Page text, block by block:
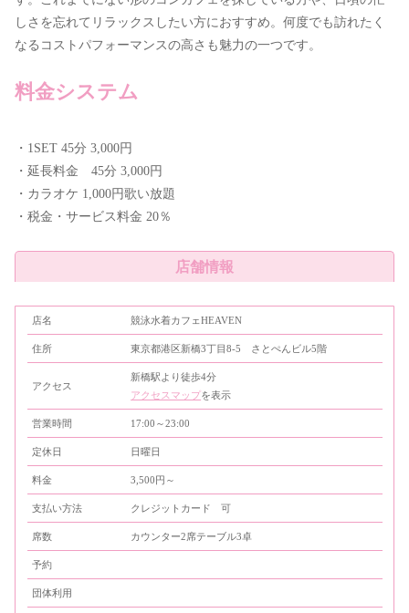
しさを忘れてリラックスしたい方におすすめ。何度でも訪れたく
なるコストパフォーマンスの高さも魅力の一つです。
料金システム
・1SET 45分 3,000円
・延長料金 45分 3,000円
・カラオケ 1,000円歌い放題
・税金・サービス料金 20％
店舗情報
店名 競泳水着カフェHEAVEN
住所 東京都港区新橋3丁目8-5 さとぺんビル5階
アクセス
新橋駅より徒歩4分
アクセスマップを表示
営業時間 17:00～23:00
定休日 日曜日
料金 3,500円～
支払い方法 クレジットカード 可
席数 カウンター2席テーブル3卓
予約
団体利用